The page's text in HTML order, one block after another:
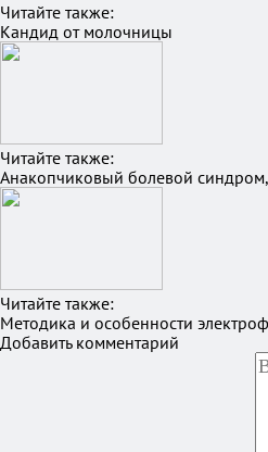
Читайте также:
Кандид от молочницы
Читайте также:
Анакопчиковый болевой
Читайте также:
Методика и особенности
Добавить комментарий